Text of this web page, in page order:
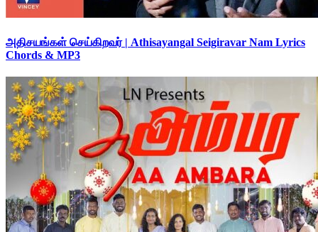
அதிசயங்கள் செய்கிறவர் | Athisayangal Seigiravar Nam Lyrics
Chords & MP3